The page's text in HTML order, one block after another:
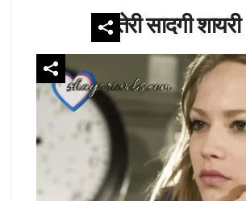
तेरी सादगी शायरी